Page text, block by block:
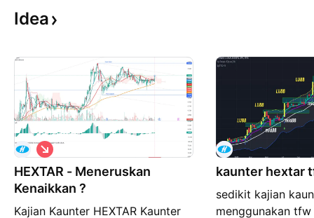
Idea
HEXTAR - Meneruskan
Kenaikkan ?
Kajian Kaunter HEXTAR Kaunter
S
i
n
k
kaunter hextar
sedikit kajian
menggunakan tfw